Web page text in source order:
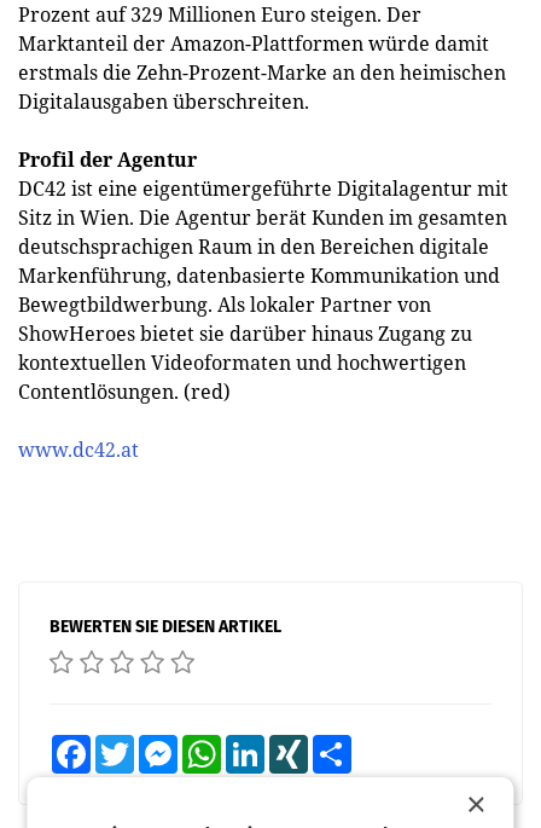
Prozent auf 329 Millionen Euro steigen. Der
Marktanteil der Amazon-Plattformen würde damit
erstmals die Zehn-Prozent-Marke an den heimischen
Digitalausgaben überschreiten.
Profil der Agentur
DC42 ist eine eigentümergeführte Digitalagentur mit
Sitz in Wien. Die Agentur berät Kunden im gesamten
deutschsprachigen Raum in den Bereichen digitale
Markenführung, datenbasierte Kommunikation und
Bewegtbildwerbung. Als lokaler Partner von
ShowHeroes bietet sie darüber hinaus Zugang zu
kontextuellen Videoformaten und hochwertigen
Contentlösungen. (red)
www.dc42.at
BEWERTEN SIE DIESEN ARTIKEL
FacebookTwitter MessengerWhatsAppLinkedInXING
×